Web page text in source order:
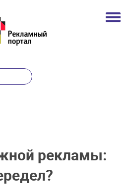
рекламы: